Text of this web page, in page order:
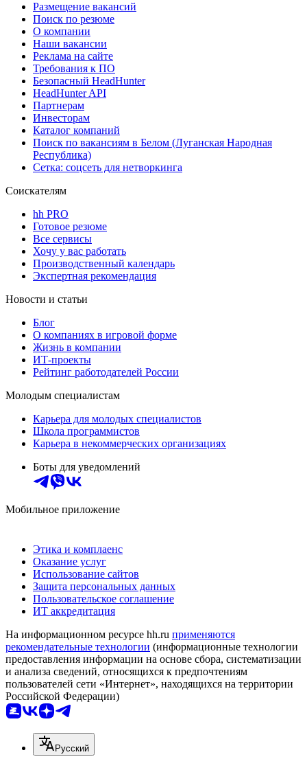
Размещение вакансий
Поиск по резюме
О компании
Наши вакансии
Реклама на сайте
Требования к ПО
Безопасный HeadHunter
HeadHunter API
Партнерам
Инвесторам
Каталог компаний
Поиск по вакансиям в Белом (Луганская Народная
Республика)
Сетка: соцсеть для нетворкинга
Соискателям
hh PRO
Готовое резюме
Все сервисы
Хочу у вас работать
Производственный календарь
Экспертная рекомендация
Новости и статьи
Блог
О компаниях в игровой форме
Жизнь в компании
ИТ-проекты
Рейтинг работодателей России
Молодым специалистам
Карьера для молодых специалистов
Школа программистов
Карьера в некоммерческих организациях
Боты для уведомлений
Мобильное приложение
Этика и комплаенс
Оказание услуг
Использование сайтов
Защита персональных данных
Пользовательское соглашение
ИТ аккредитация
На информационном ресурсе hh.ru применяются
рекомендательные технологии (информационные технологии
предоставления информации на основе сбора, систематизации
и анализа сведений, относящихся к предпочтениям
пользователей сети «Интернет», находящихся на территории
Российской Федерации)
Русский